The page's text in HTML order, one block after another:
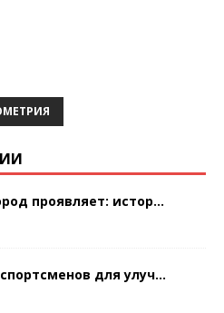
проявляет: истор...
для улуч...